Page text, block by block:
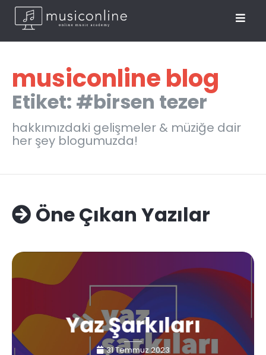
musiconline blog
Etiket: #birsen tezer
hakkımızdaki gelişmeler & müziğe dair
her şey blogumuzda!
Öne Çıkan Yazılar
Yaz Şarkıları
31 Temmuz 2023